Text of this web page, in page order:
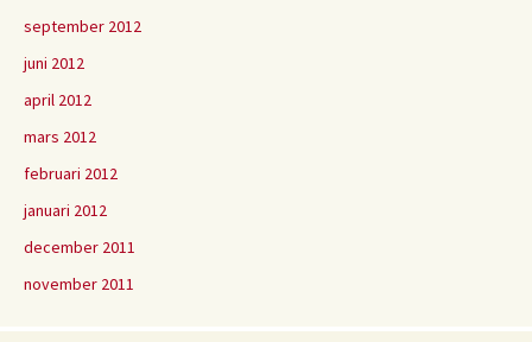
september 2012
juni 2012
april 2012
mars 2012
februari 2012
januari 2012
december 2011
november 2011